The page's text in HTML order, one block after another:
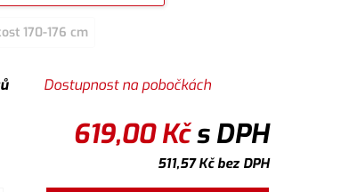
170-176 cm
Dostupnost na pobočkách
619,00Kčs DPH
511,57Kčbez DPH